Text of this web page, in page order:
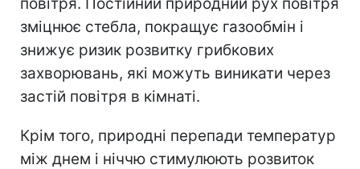
зміцнює стебла, покращує газообмін і
знижує ризик розвитку грибкових
захворювань, які можуть виникати через
застій повітря в кімнаті.
Крім того, природні перепади температур
між днем і ніччю стимулюють розвиток